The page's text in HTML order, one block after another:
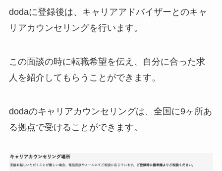
dodaに登録後は、キャリアアドバイザーとのキャ
リアカウンセリングを行います。
この面談の時に転職希望を伝え、自分に合った求
人を紹介してもらうことができます。
dodaのキャリアカウンセリングは、全国に9ヶ所あ
る拠点で受けることができます。